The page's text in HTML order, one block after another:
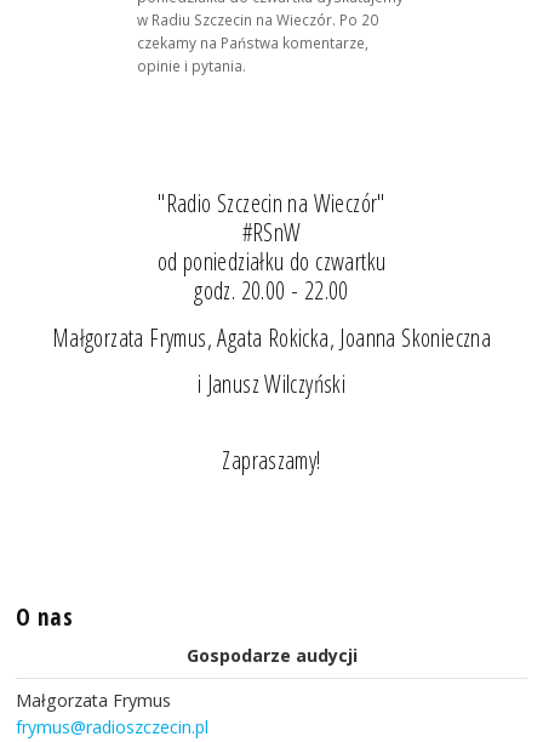
w Radiu Szczecin na Wieczór. Po 20
czekamy na Państwa komentarze,
opinie i pytania.
"Radio Szczecin na Wieczór"
#RSnW
od poniedziałku do czwartku
godz. 20.00 - 22.00
Małgorzata Frymus, Agata Rokicka, Joanna Skonieczna
i Janusz Wilczyński
Zapraszamy!
O nas
Gospodarze audycji
Małgorzata Frymus
frymus@radioszczecin.pl